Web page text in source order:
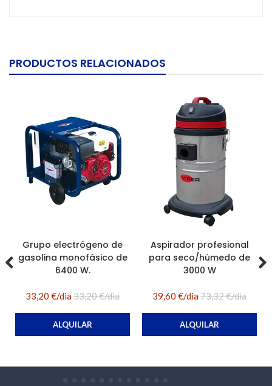
PRODUCTOS RELACIONADOS
Grupo electrógeno de
gasolina monofásico de
6400 W.
33,20 €/dia33,20 €/dia
ALQUILAR
Aspirador profesional
para seco/húmedo de
3000 W
39,60 €/dia73,32 €/dia
ALQUILAR